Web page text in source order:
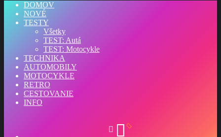
DOMOV
NOVÉ
TESTY
Všetky
TEST: Autá
TEST: Motocykle
TECHNIKA
AUTOMOBILY
MOTOCYKLE
RETRO
CESTOVANIE
INFO